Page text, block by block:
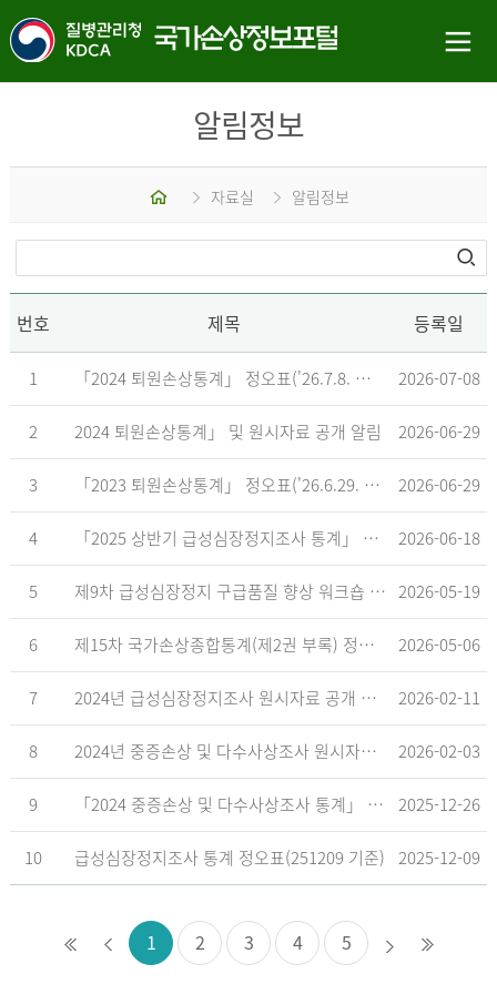
알림정보
홈 자료실 알림정보
번호 제목 등록일
1 「2024 퇴원손상통계」 정오표('26.7.8. 기준) 2026-07-08
2 2024 퇴원손상통계」 및 원시자료 공개 알림 2026-06-29
3 「2023 퇴원손상통계」 정오표('26.6.29. 기준) 2026-06-29
4 「2025 상반기 급성심장정지조사 통계」 공표 2026-06-18
5 제9차 급성심장정지 구급품질 향상 워크숍 개최 안내 2026-05-19
6 제15차 국가손상종합통계(제2권 부록) 정오표('26.5.18. 기준) 2026-05-06
7 2024년 급성심장정지조사 원시자료 공개 알림 2026-02-11
8 2024년 중증손상 및 다수사상조사 원시자료 공개 알림 2026-02-03
9 「2024 중증손상 및 다수사상조사 통계」 공표 2025-12-26
10 급성심장정지조사 통계 정오표(251209 기준) 2025-12-09
1 2 3 4 5